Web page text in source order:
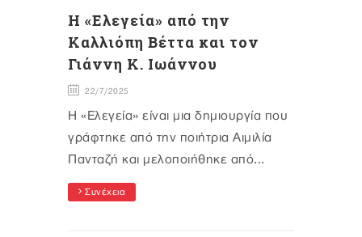
Η «Ελεγεία» από την
Καλλιόπη Βέττα και τον
Γιάννη Κ. Ιωάννου
22/7/2025
Η «Ελεγεία» είναι μια δημιουργία που
γράφτηκε από την ποιήτρια Αιμιλία
Πανταζή και μελοποιήθηκε από...
Συνέχεια